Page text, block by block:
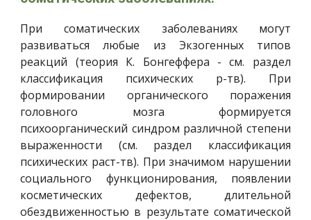
При соматических заболеваниях могут
развиваться любые из Экзогенных типов
реакций (теория К. Бонгеффера - см. раздел
классификация психических р-тв). При
формировании органического поражения
головного мозга формируется
психоорганический синдром различной степени
выраженности (см. раздел классификация
психических раст-тв). При значимом нарушении
социального функционирования, появлении
косметических дефектов, длительной
обездвиженностью в результате соматической